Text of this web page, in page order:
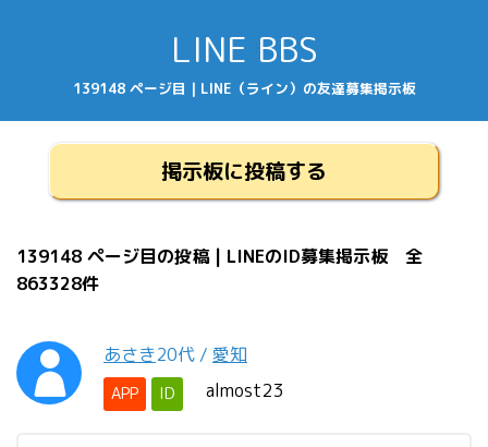
LINE BBS
139148 ページ目 | LINE（ライン）の友達募集掲示板
掲示板に投稿する
139148 ページ目の投稿 | LINEのID募集掲示板 全
863328件
あさき20代 / 愛知
APP ID almost23